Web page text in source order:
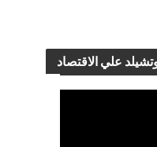
علي الاقتصاد